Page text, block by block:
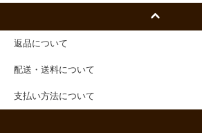
返品について
配送・送料について
支払い方法について